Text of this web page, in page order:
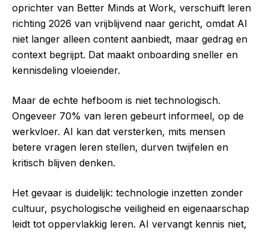
oprichter van Better Minds at Work, verschuift leren
richting 2026 van vrijblijvend naar gericht, omdat AI
niet langer alleen content aanbiedt, maar gedrag en
context begrijpt. Dat maakt onboarding sneller en
kennisdeling vloeiender.
Maar de echte hefboom is niet technologisch.
Ongeveer 70% van leren gebeurt informeel, op de
werkvloer. AI kan dat versterken, mits mensen
betere vragen leren stellen, durven twijfelen en
kritisch blijven denken.
Het gevaar is duidelijk: technologie inzetten zonder
cultuur, psychologische veiligheid en eigenaarschap
leidt tot oppervlakkig leren. AI vervangt kennis niet,